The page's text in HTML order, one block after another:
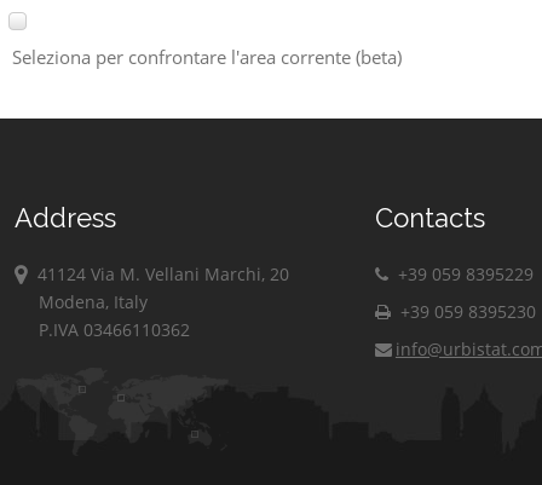
Seleziona per confrontare l'area corrente (beta)
Address
41124 Via M. Vellani Marchi, 20
Modena, Italy
P.IVA 03466110362
Contacts
+39 059 8395229
+39 059 8395230